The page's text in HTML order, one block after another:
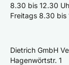
8.30 bis 12.30
Freitags 8.30 bis
Dietrich GmbH
Hagenwörtstr. 1